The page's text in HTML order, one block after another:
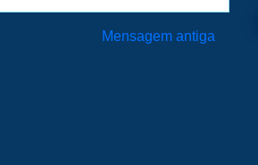
Mensagem antiga